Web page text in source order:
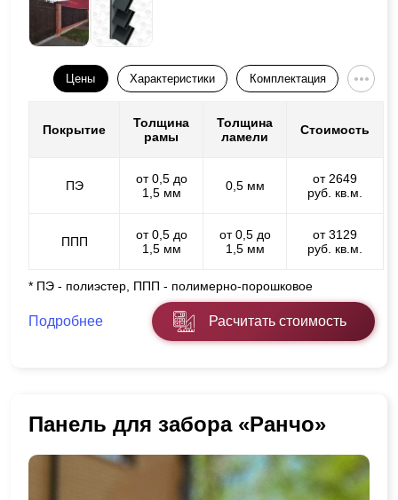
Цены Характеристики Комплектация
Покрытие
Толщина
рамы
Толщина
ламели
Стоимость
ПЭ
от 0,5 до
1,5 мм
0,5 мм
от 2649
руб. кв.м.
ППП
от 0,5 до
1,5 мм
от 0,5 до
1,5 мм
от 3129
руб. кв.м.
* ПЭ - полиэстер, ППП - полимерно-порошковое
Подробнее Расчитать стоимость
Панель для забора «Ранчо»